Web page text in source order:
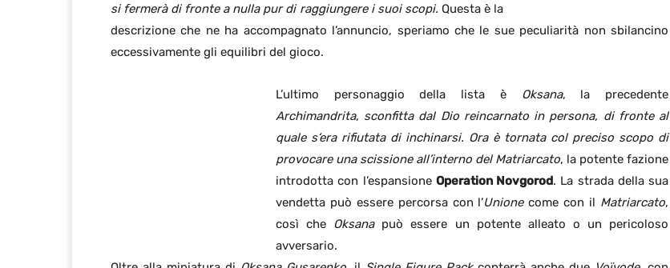
si fermerà di fronte a nulla pur di raggiungere i suoi scopi. Questa è la
descrizione che ne ha accompagnato l’annuncio, speriamo che le sue peculiarità non sbilancino
eccessivamente gli equilibri del gioco.
L’ultimo personaggio della lista è Oksana, la precedente
Archimandrita, sconfitta dal Dio reincarnato in persona, di fronte al
quale s’era rifiutata di inchinarsi. Ora è tornata col preciso scopo di
provocare una scissione all’interno del Matriarcato, la potente fazione
introdotta con l’espansione Operation Novgorod. La strada della sua
vendetta può essere percorsa con l’Unionecome con il Matriarcato,
così che Oksana può essere un potente alleato o un pericoloso
avversario.